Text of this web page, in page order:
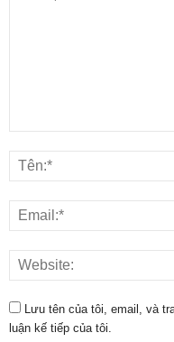
Lưu tên của tôi, email, và
luận kế tiếp của tôi.